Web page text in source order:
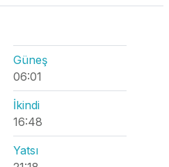
Güneş
06:01
İkindi
16:48
Yatsı